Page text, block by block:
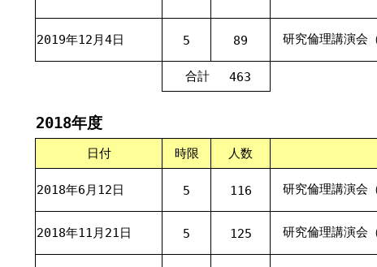
2019年12月4日 5 89 研究倫理講演会
合計 463
2018年度
日付 時限 人数
2018年6月12日 5 116 研究倫理講演会
2018年11月21日 5 125 研究倫理講演会